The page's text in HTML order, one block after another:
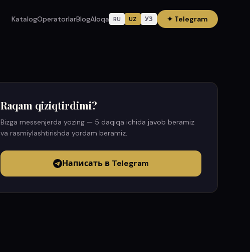
KatalogOperatorlarBlogAloqa RU UZ УЗ ✦ Telegram
Raqam qiziqtirdimi?
Bizga messenjerda yozing — 5 daqiqa ichida javob beramiz
va rasmiylashtirishda yordam beramiz.
Написать в Telegram